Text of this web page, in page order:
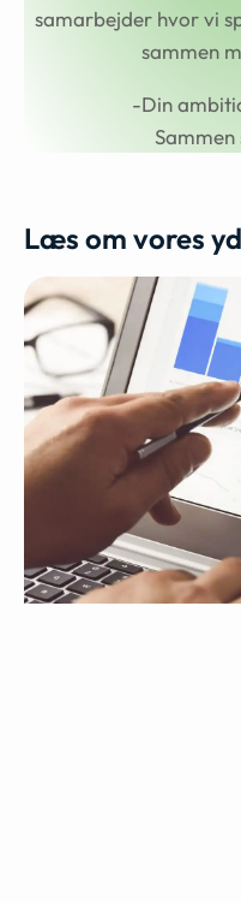
samarbejder hvor vi
sammen
-Din
Sammen
Læs om vores